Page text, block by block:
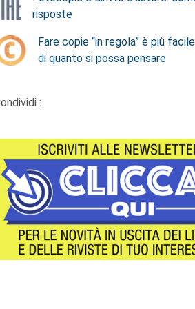
risposte
Fare copie “in regola” è più facile
di quanto si possa pensare
: